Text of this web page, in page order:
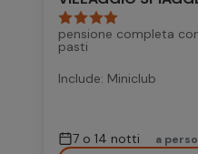
pensione completa
pasti
Include: Miniclub
7 o 14 notti a